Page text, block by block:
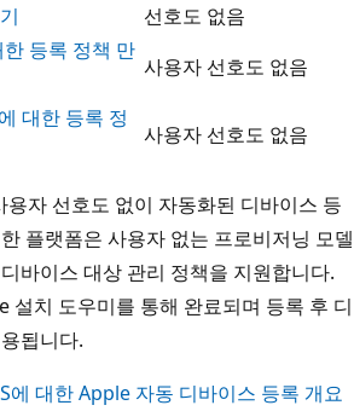
선호도 없음
등록 정책 만
사용자 선호도 없음
대한 등록 정
사용자 선호도 없음
자 선호도 없이 자동화된 디바이스 등
플랫폼은 사용자 없는 프로비저닝 모델
바이스 대상 관리 정책을 지원합니다.
설치 도우미를 통해 완료되며 등록 후 디
됩니다.
에 대한 Apple 자동 디바이스 등록 개요